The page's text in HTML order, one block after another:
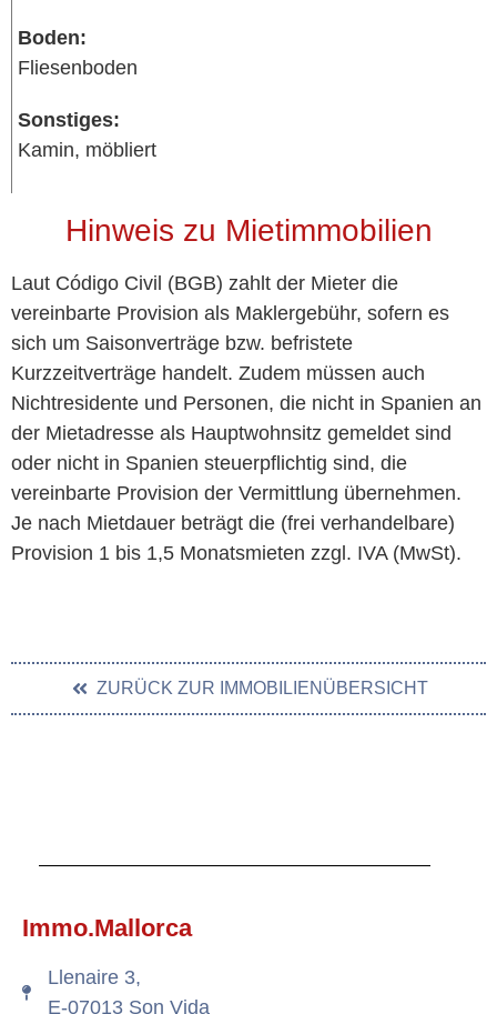
Boden:
Fliesenboden
Sonstiges:
Kamin, möbliert
Hinweis zu Mietimmobilien
Laut Código Civil (BGB) zahlt der Mieter die
vereinbarte Provision als Maklergebühr, sofern es
sich um Saisonverträge bzw. befristete
Kurzzeitverträge handelt. Zudem müssen auch
Nichtresidente und Personen, die nicht in Spanien an
der Mietadresse als Hauptwohnsitz gemeldet sind
oder nicht in Spanien steuerpflichtig sind, die
vereinbarte Provision der Vermittlung übernehmen.
Je nach Mietdauer beträgt die (frei verhandelbare)
Provision 1 bis 1,5 Monatsmieten zzgl. IVA (MwSt).
ZURÜCK ZUR IMMOBILIENÜBERSICHT
Immo.Mallorca
Llenaire 3,
E-07013 Son Vida